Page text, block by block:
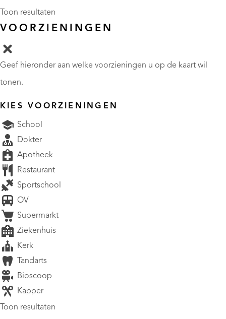
Toon resultaten
VOORZIENINGEN
Geef hieronder aan welke voorzieningen u op de kaart wil
tonen.
KIES VOORZIENINGEN
School
Dokter
Apotheek
Restaurant
Sportschool
OV
Supermarkt
Ziekenhuis
Kerk
Tandarts
Bioscoop
Kapper
Toon resultaten